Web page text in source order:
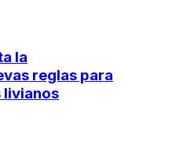
la
reglas para
livianos